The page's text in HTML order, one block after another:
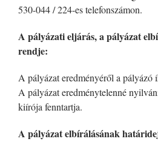
530-044 / 224-es telefonszámon.
A pályázati eljárás, a pályázat
rendje:
A pályázat eredményéről a pályázó
A pályázat eredménytelenné
kiírója fenntartja.
A pályázat elbírálásának